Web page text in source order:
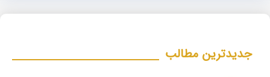
جدیدترین مطالب